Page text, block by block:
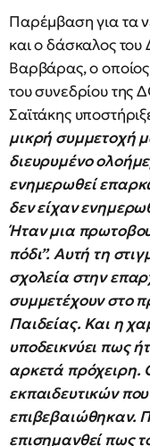
Παρέμβαση για τα
και ο δάσκαλος του
Βαρβάρας, ο
του συνεδρίου της
Σαϊτάκης
μικρή συμμετοχή
διευρυμένο
ενημερωθεί
δεν είχαν
Ήταν μια
πόδι”. Αυτή τη
σχολεία στην
συμμετέχουν στο
Παιδείας. Και η
υποδεικνύει πως
αρκετά πρόχειρη.
εκπαιδευτικών
επιβεβαιώθηκαν.
επισημανθεί πως